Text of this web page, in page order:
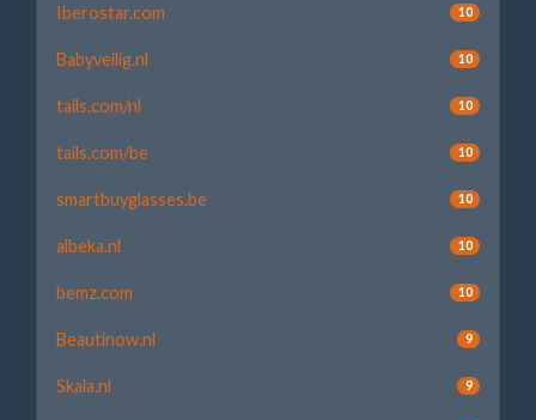
Iberostar.com 10
Babyveilig.nl 10
tails.com/nl 10
tails.com/be 10
smartbuyglasses.be 10
albeka.nl 10
bemz.com 10
Beautinow.nl 9
Skala.nl 9